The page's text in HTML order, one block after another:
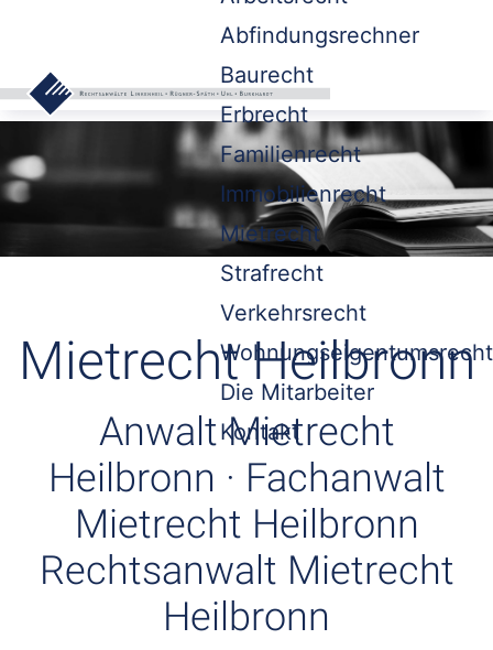
Abfindungsrechner
Baurecht
Erbrecht
Familienrecht
Immobilienrecht
Mietrecht
Strafrecht
Verkehrsrecht
Wohnungseigentumsrecht
Die Mitarbeiter
Kontakt
Mietrecht Heilbronn
Anwalt Mietrecht
Heilbronn · Fachanwalt
Mietrecht Heilbronn
Rechtsanwalt Mietrecht
Heilbronn